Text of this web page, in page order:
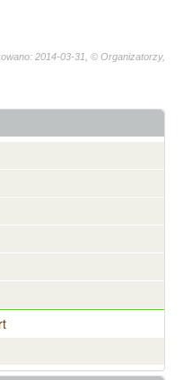
2014-03-31, © Organizatorzy,